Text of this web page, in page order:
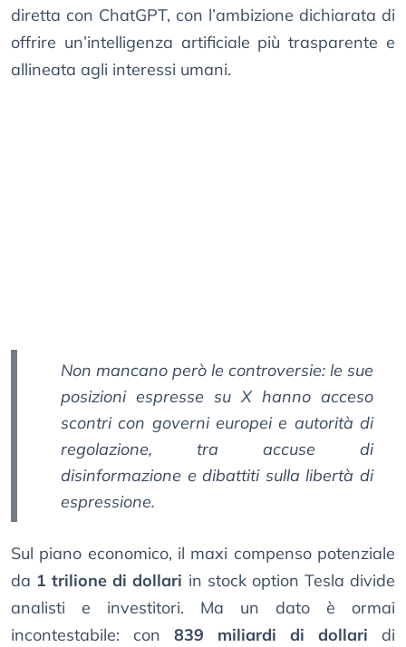
diretta con ChatGPT, con l’ambizione dichiarata di
offrire un’intelligenza artificiale più trasparente e
allineata agli interessi umani.
Non mancano però le controversie: le sue
posizioni espresse su X hanno acceso
scontri con governi europei e autorità di
regolazione, tra accuse di
disinformazione e dibattiti sulla libertà di
espressione.
Sul piano economico, il maxi compenso potenziale
da 1 trilione di dollari in stock option Tesla divide
analisti e investitori. Ma un dato è ormai
incontestabile: con 839 miliardi di dollari di